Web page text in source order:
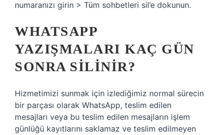
numaranızı girin > Tüm sohbetleri sil’e dokunun.
WHATSAPP
YAZIŞMALARI KAÇ GÜN
SONRA SILINIR?
Hizmetimizi sunmak için izlediğimiz normal sürecin
bir parçası olarak WhatsApp, teslim edilen
mesajları veya bu teslim edilen mesajların işlem
günlüğü kayıtlarını saklamaz ve teslim edilmeyen